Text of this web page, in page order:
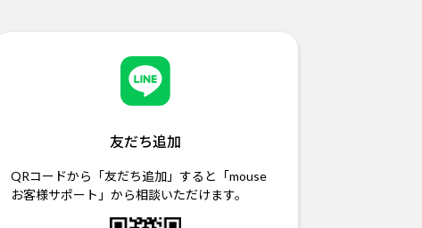
友だち追加
QRコードから「友だち追加」すると「mouse
お客様サポート」から相談いただけます。